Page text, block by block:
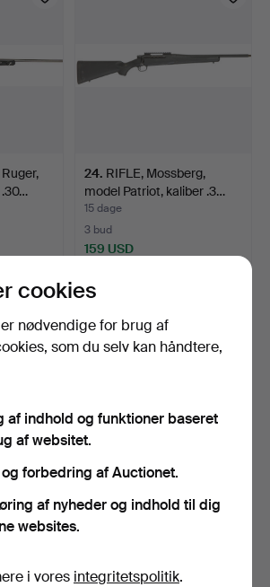
.30…
24. RIFLE, Mossberg,
model Patriot, kaliber .3…
15 dage
3 bud
159 USD
26.KUGLEPISTOL, mærke
15 dage
cookies
nødvendige for brug af
som du selv kan håndtere,
af indhold og funktioner baseret
af websitet.
forbedring af Auctionet.
af nyheder og indhold til dig
websites.
i vores integritetspolitik.